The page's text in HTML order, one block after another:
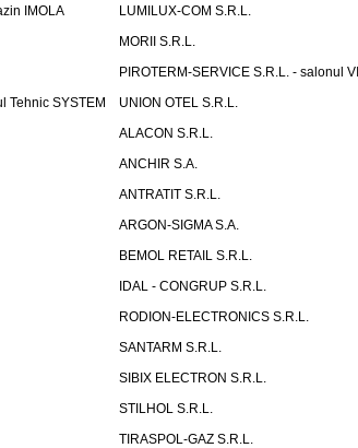
IMOLA
LUMILUX-COM S.R.L.
MORII S.R.L.
PIROTERM-SERVICE S.R.L. - salonul
Tehnic SYSTEM
UNION OTEL S.R.L.
ALACON S.R.L.
ANCHIR S.A.
ANTRATIT S.R.L.
ARGON-SIGMA S.A.
BEMOL RETAIL S.R.L.
IDAL - CONGRUP S.R.L.
RODION-ELECTRONICS S.R.L.
SANTARM S.R.L.
SIBIX ELECTRON S.R.L.
STILHOL S.R.L.
TIRASPOL-GAZ S.R.L.